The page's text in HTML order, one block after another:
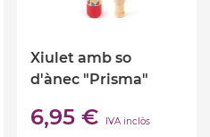
Xiulet amb so
d'ànec "Prisma"
6,95 € IVA inclòs